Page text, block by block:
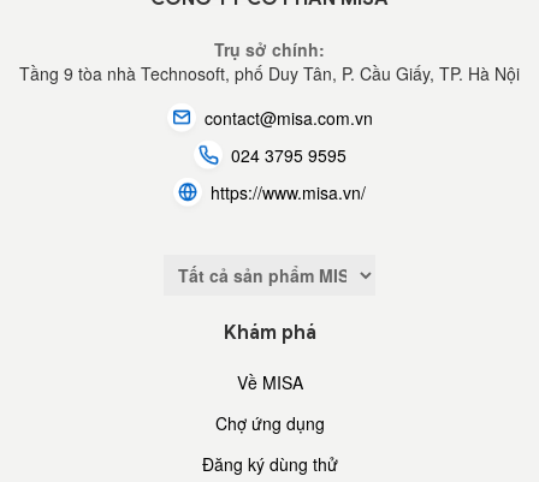
Trụ sở chính:
Tầng 9 tòa nhà Technosoft, phố Duy Tân, P. Cầu Giấy, TP. Hà Nội
contact@misa.com.vn
024 3795 9595
https://www.misa.vn/
Khám phá
Về MISA
Chợ ứng dụng
Đăng ký dùng thử